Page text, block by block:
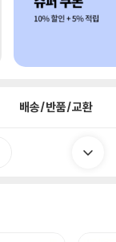
배송/반품/교환